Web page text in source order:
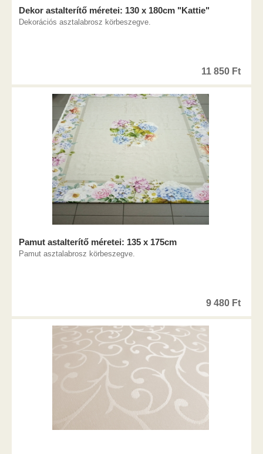
Dekor astalterítő méretei: 130 x 180cm "Kattie"
Dekorációs asztalabrosz körbeszegve.
11 850 Ft
Pamut astalterítő méretei: 135 x 175cm
Pamut asztalabrosz körbeszegve.
9 480 Ft